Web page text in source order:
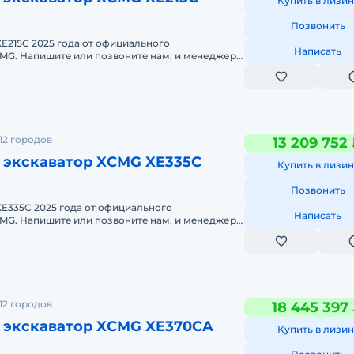
уточнить у менеджера по телефону.
XCMG в СФО и ДФО с офисами, стоянками
техникой и её бесперебойной работой по всей
2025 годa от официального
Позвонить
Написать
городов
XCMG XE335C
2025 годa от официального
13 209 752
Купить в
Позвонить
Написать
городов
XCMG XE370CA
18 445 397
Купить в